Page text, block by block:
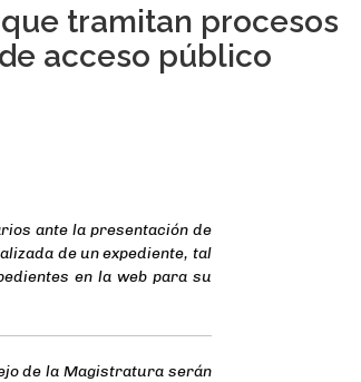
tramitan procesos
acceso público
ante la presentación de
de un expediente, tal
en la web para su
de la Magistratura serán